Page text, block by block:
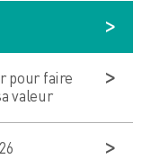
pour faire
valeur